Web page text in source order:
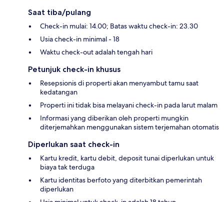
Saat tiba/pulang
Check-in mulai: 14.00; Batas waktu check-in: 23.30
Usia check-in minimal - 18
Waktu check-out adalah tengah hari
Petunjuk check-in khusus
Resepsionis di properti akan menyambut tamu saat
kedatangan
Properti ini tidak bisa melayani check-in pada larut malam
Informasi yang diberikan oleh properti mungkin
diterjemahkan menggunakan sistem terjemahan otomatis
Diperlukan saat check-in
Kartu kredit, kartu debit, deposit tunai diperlukan untuk
biaya tak terduga
Kartu identitas berfoto yang diterbitkan pemerintah
diperlukan